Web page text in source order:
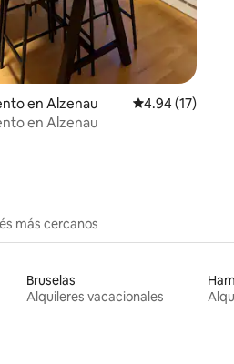
en Alzenau Calificación
4.94 (17)
en Alzenau
más cercanos
Bruselas
Alquileres vacacionales